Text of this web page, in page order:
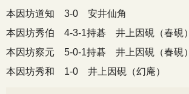
本因坊道知 3-0 安井仙角
本因坊秀伯 4-3-1持碁 井上因硯（春硯）
本因坊察元 5-0-1持碁 井上因硯（春硯）
本因坊秀和 1-0 井上因硯（幻庵）